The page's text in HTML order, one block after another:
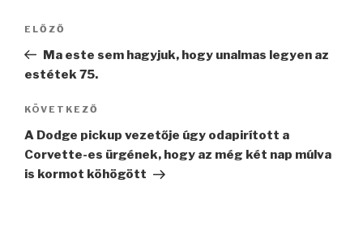
Bejegyzés
Korábbi
bejegyzés
ELŐZŐ
Ma este sem hagyjuk, hogy unalmas legyen az
estétek 75.
Következő
bejegyzés
KÖVETKEZŐ
A Dodge pickup vezetője úgy odapirított a
Corvette-es ürgének, hogy az még két nap múlva
is kormot köhögött